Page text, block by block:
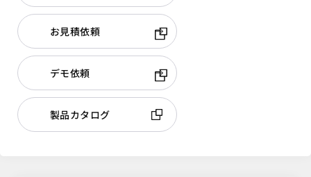
お見積依頼
デモ依頼
製品カタログ